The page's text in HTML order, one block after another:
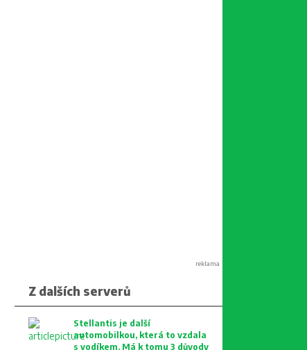
reklama
Z dalších serverů
Stellantis je další
automobilkou, která to vzdala
s vodíkem. Má k tomu 3 důvody